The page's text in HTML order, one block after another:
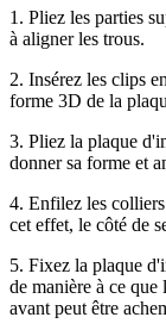
1. Pliez les parties
à aligner les trous.
2. Insérez les clips
forme 3D de la
3. Pliez la plaque
donner sa forme et
4. Enfilez les colliers
cet effet, le côté de
5. Fixez la plaque
de manière à ce que
avant peut être